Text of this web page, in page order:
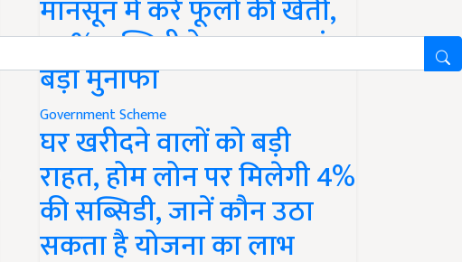
मानसून में करें फूलों की खेती,
50% सब्सिडी के साथ कमाएं
बड़ा मुनाफा
Government Scheme
घर खरीदने वालों को बड़ी
राहत, होम लोन पर मिलेगी 4%
की सब्सिडी, जानें कौन उठा
सकता है योजना का लाभ